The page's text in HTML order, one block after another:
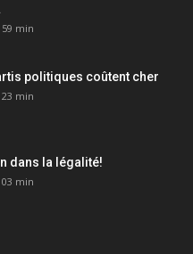
min
politiques coûtent cher
min
dans la légalité!
min